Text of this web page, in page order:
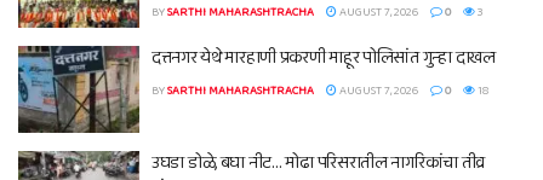
BYSARTHI MAHARASHTRACHA AUGUST 7, 2026 0 3
दत्तनगर येथे मारहाणी प्रकरणी माहूर पोलिसांत गुन्हा दाखल
BYSARTHI MAHARASHTRACHA AUGUST 7, 2026 0 18
उघडा डोळे, बघा नीट… मोढा परिसरातील नागरिकांचा तीव्र